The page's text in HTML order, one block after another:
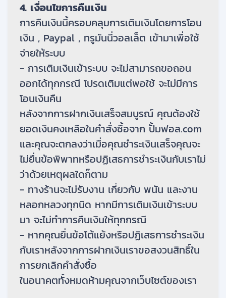
4. เงื่อนไขการคืนเงิน
การคืนเงินนี้ครอบคลุมการเติมเงินโดยการโอน
เงิน , Paypal , ทรูมันนี่วอลเล็ต เข้ามาเพื่อใช้
จ่ายให้ระบบ
- การเติมเงินเข้าระบบ จะไม่สามารถขอถอน
ออกได้ทุกกรณี โปรดเติมแต่พอใช้ จะไม่มีการ
โอนเงินคืน
หลังจากการฝากเงินเสร็จสมบูรณ์ คุณต้องใช้
ยอดเงินคงเหลือในคำสั่งซื้อจาก ปั้มฟอล.com
และคุณจะตกลงว่าเมื่อคุณชำระเงินเสร็จคุณจะ
ไม่ยื่นข้อพิพาทหรือปฏิเสธการชำระเงินกับเราไม่
ว่าด้วยเหตุผลใดก็ตาม
- ทางร้านจะไม่รับงาน เกี่ยวกับ พนัน และงาน
หลอกหลวงทุกนิด หากมีการเติมเงินเข้าระบบ
มา จะไม่ทำการคืนเงินให้ทุกกรณี
- หากคุณยื่นข้อโต้แย้งหรือปฏิเสธการชำระเงิน
กับเราหลังจากการฝากเงินเราขอสงวนสิทธิ์ใน
การยกเลิกคำสั่งซื้อ
ในอนาคตทั้งหมดห้ามคุณจากเว็บไซต์ของเรา